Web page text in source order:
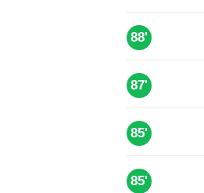
88'
87'
85'
85'